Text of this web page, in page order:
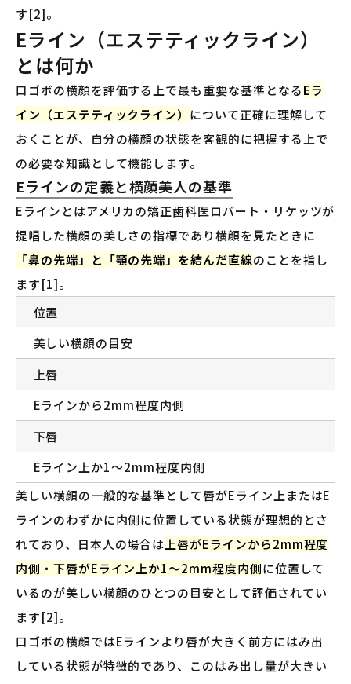
す[2]。
Eライン（エステティックライン）
とは何か
口ゴボの横顔を評価する上で最も重要な基準となるEラ
イン（エステティックライン） について正確に理解して
おくことが、自分の横顔の状態を客観的に把握する上で
の必要な知識として機能します。
Eラインの定義と横顔美人の基準
Eラインとはアメリカの矯正歯科医ロバート・リケッツが
提唱した横顔の美しさの指標であり横顔を見たときに
「鼻の先端」と「顎の先端」を結んだ直線のことを指し
ます[1]。
位置
美しい横顔の目安
上唇
Eラインから2mm程度内側
下唇
Eライン上か1〜2mm程度内側
美しい横顔の一般的な基準として唇がEライン上またはE
ラインのわずかに内側に位置している状態が理想的とさ
れており、日本人の場合は上唇がEラインから2mm程度
内側・下唇がEライン上か1〜2mm程度内側に位置して
いるのが美しい横顔のひとつの目安として評価されてい
ます[2]。
口ゴボの横顔ではEラインより唇が大きく前方にはみ出
している状態が特徴的であり、このはみ出し量が大きい